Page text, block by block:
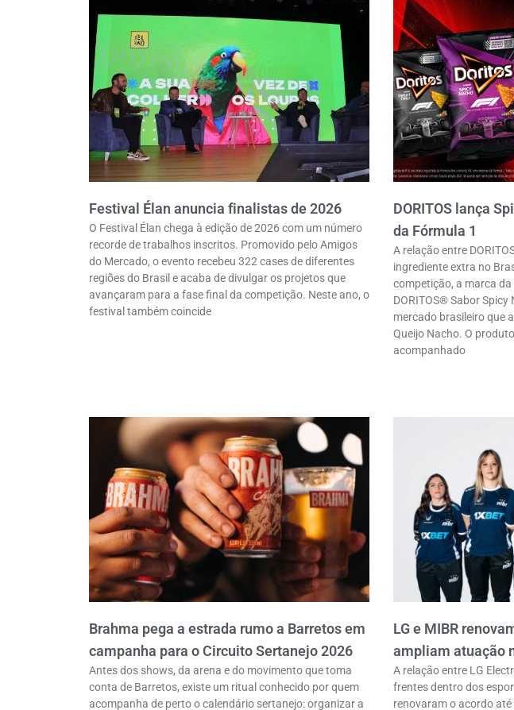
Festival Élan anuncia finalistas de 2026
O Festival Élan chega à edição de 2026 com um número
recorde de trabalhos inscritos. Promovido pelo Amigos
do Mercado, o evento recebeu 322 cases de diferentes
regiões do Brasil e acaba de divulgar os projetos que
avançaram para a fase final da competição. Neste ano, o
festival também coincide
DORITOS lança
da Fórmula 1
A relação entre
ingrediente extra no
competição, a marca
DORITOS® Sabor
mercado brasileiro que
Queijo Nacho. O
acompanhado
Brahma pega a estrada rumo a Barretos em
campanha para o Circuito Sertanejo 2026
Antes dos shows, da arena e do movimento que toma
conta de Barretos, existe um ritual conhecido por quem
acompanha de perto o calendário sertanejo: organizar a
LG e MIBR
ampliam atuação
A relação entre LG
frentes dentro dos
renovaram o acordo